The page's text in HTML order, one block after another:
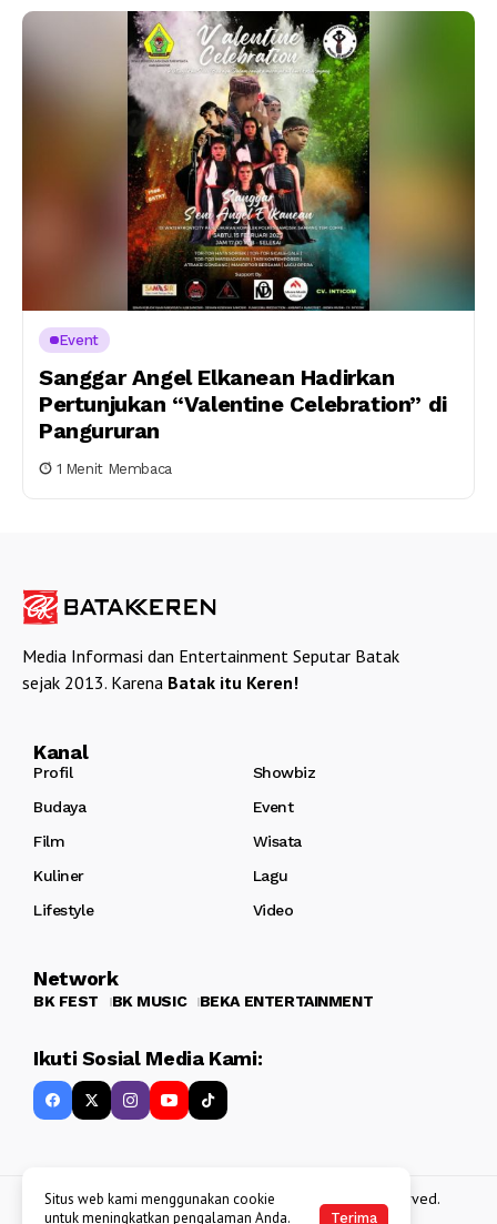
Event
Sanggar Angel Elkanean Hadirkan
Pertunjukan “Valentine Celebration” di
Pangururan
1 Menit Membaca
Media Informasi dan Entertainment Seputar Batak
sejak 2013. Karena Batak itu Keren!
Kanal
Profil
Showbiz
Budaya
Event
Film
Wisata
Kuliner
Lagu
Lifestyle
Video
Network
BK FEST BK MUSIC BEKA ENTERTAINMENT
Ikuti Sosial Media Kami:
Copyright 2013 - 2025BATAKKEREN . All rights reserved.
Situs web kami menggunakan cookie
untuk meningkatkan pengalaman Anda.
Terima